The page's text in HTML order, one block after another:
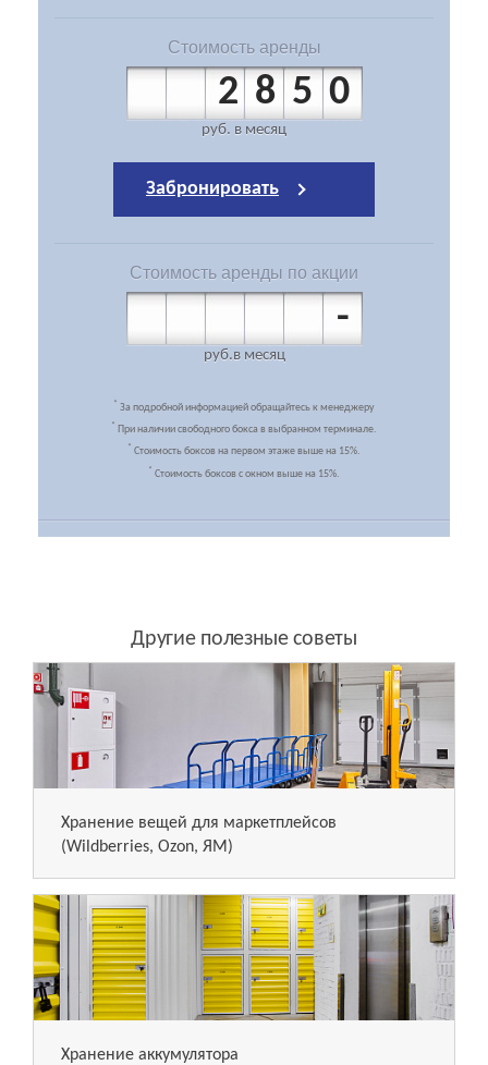
Стоимость аренды
2850
руб. в месяц
Забронировать
Стоимость аренды по акции
-
руб.в месяц
* За подробной информацией обращайтесь к менеджеру
* При наличии свободного бокса в выбранном терминале.
* Стоимость боксов на первом этаже выше на 15%.
* Стоимость боксов с окном выше на 15%.
Другие полезные советы
Хранение вещей для маркетплейсов
(Wildberries, Ozon, ЯМ)
Хранение аккумулятора